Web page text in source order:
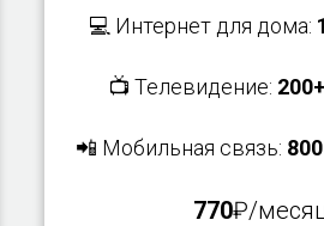
💻 Интернет для дома:
📺 Телевидение: 200+
📲 Мобильная связь: 800
770₽/